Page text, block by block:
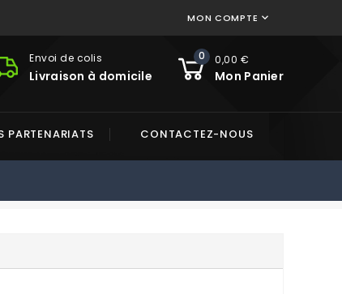
MON COMPTE 
0 0,00 €
Mon Panier
Envoi de colis
Livraison à domicile
PARTENARIATS CONTACTEZ-NOUS